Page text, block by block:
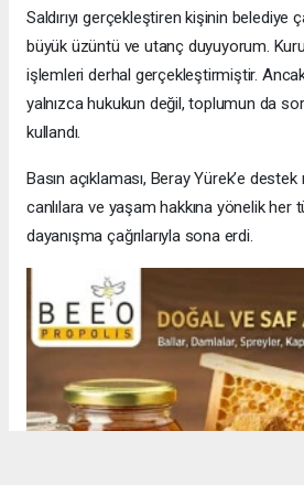
Saldırıyı gerçekleştiren kişinin belediye
büyük üzüntü ve utanç duyuyorum.
işlemleri derhal gerçekleştirmiştir.
yalnızca hukukun değil, toplumun da
kullandı.
Basın açıklaması, Beray Yürek’e destek
canlılara ve yaşam hakkına yönelik her
dayanışma çağrılarıyla sona erdi.